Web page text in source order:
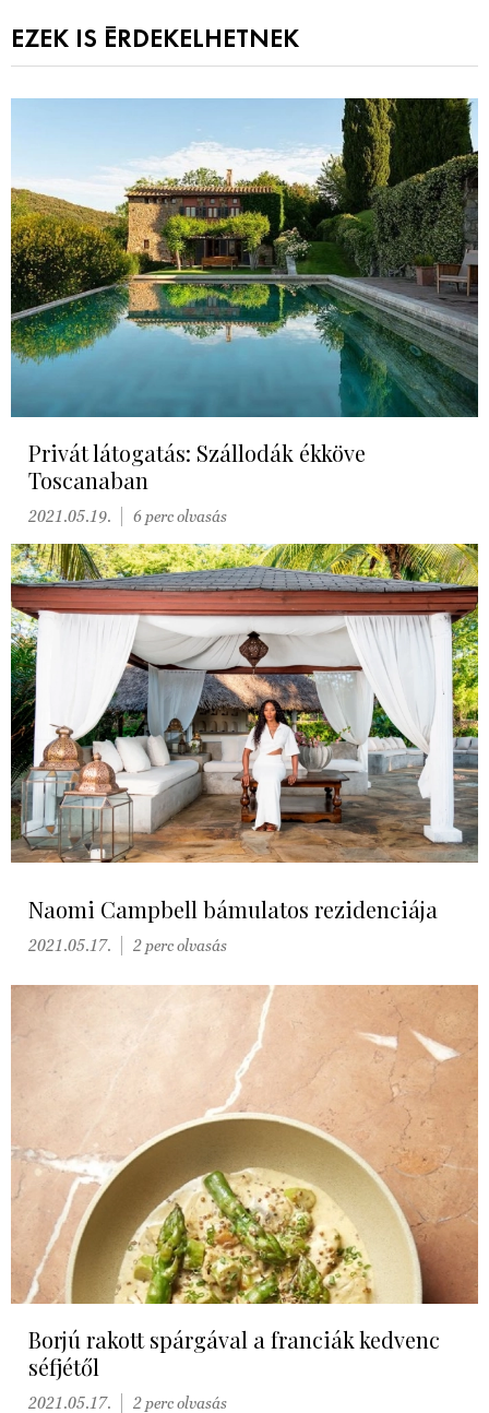
EZEK IS ÉRDEKELHETNEK
Privát látogatás: Szállodák ékköve
Toscanaban
2021.05.19. 6 perc olvasás
Naomi Campbell bámulatos rezidenciája
2021.05.17. 2 perc olvasás
Borjú rakott spárgával a franciák kedvenc
séfjétől
2021.05.17. 2 perc olvasás